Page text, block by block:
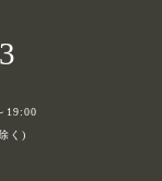
19:00
く)